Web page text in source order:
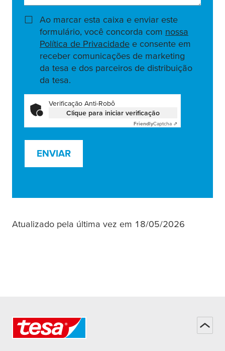
Ao marcar esta caixa e enviar este
formulário, você concorda com nossa
Política de Privacidade e consente em
receber comunicações de marketing
da tesa e dos parceiros de distribuição
da tesa.
Verificação Anti-Robô
Clique para iniciar verificação
FriendlyCaptcha ⇗
ENVIAR
Atualizado pela última vez em 18/05/2026